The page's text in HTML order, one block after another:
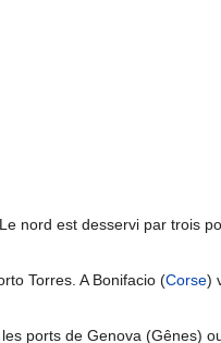
nord est desservi par trois
Torres. A Bonifacio (Corse)
ports de Genova (Gênes)